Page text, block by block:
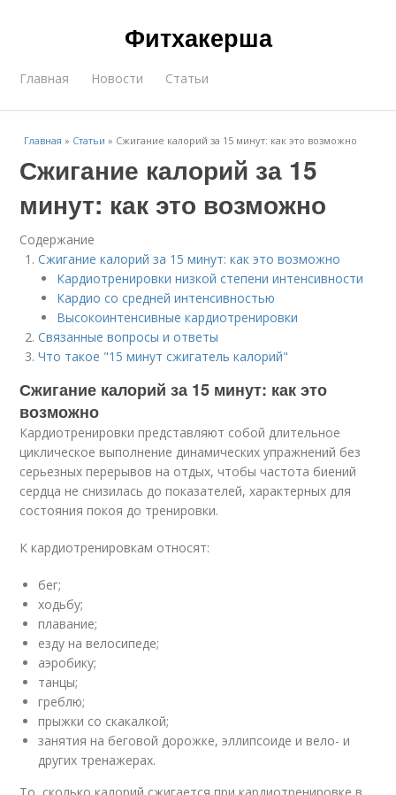
Фитхакерша
Главная Новости Статьи
Главная » Статьи » Сжигание калорий за 15 минут: как это возможно
Сжигание калорий за 15
минут: как это возможно
Содержание
Сжигание калорий за 15 минут: как это возможно
Кардиотренировки низкой степени интенсивности
Кардио со средней интенсивностью
Высокоинтенсивные кардиотренировки
Связанные вопросы и ответы
Что такое "15 минут сжигатель калорий"
Сжигание калорий за 15 минут: как это
возможно
Кардиотренировки представляют собой длительное
циклическое выполнение динамических упражнений без
серьезных перерывов на отдых, чтобы частота биений
сердца не снизилась до показателей, характерных для
состояния покоя до тренировки.
К кардиотренировкам относят:
бег;
ходьбу;
плавание;
езду на велосипеде;
аэробику;
танцы;
греблю;
прыжки со скакалкой;
занятия на беговой дорожке, эллипсоиде и вело- и
других тренажерах.